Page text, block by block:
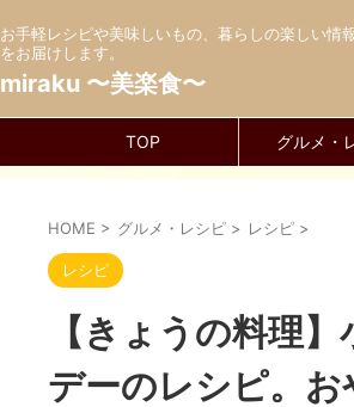
お手軽レシピや美味しいもの、暮らしの楽しい情
をお届けします。
miraku 〜美楽食〜
TOP グルメ・
HOME > グルメ・レシピ > レシピ >
レシピ
【きょうの料理
デーのレシピ。